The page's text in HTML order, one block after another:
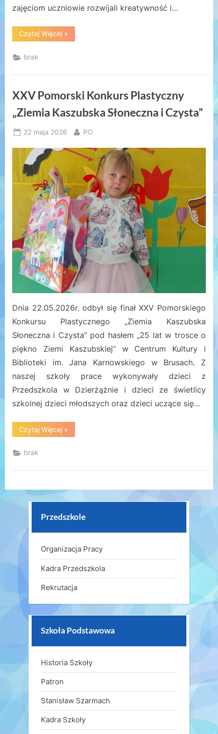
zajęciom uczniowie rozwijali kreatywność i…
Czytaj Więcej“Wycieczka
klas
w
»
brak
XXV Pomorski Konkurs Plastyczny
„Ziemia Kaszubska Słoneczna i Czysta”
Posted
22 maja 2026 By
PO
Dnia 22.05.2026r. odbył się finał XXV Pomorskiego
Konkursu Plastycznego „Ziemia Kaszubska
Słoneczna i Czysta” pod hasłem „25 lat w trosce o
piękno Ziemi Kaszubskiej” w Centrum Kultury i
Biblioteki im. Jana Karnowskiego w Brusach. Z
naszej szkoły prace wykonywały dzieci z
Przedszkola w Dzierżążnie i dzieci ze świetlicy
szkolnej dzieci młodszych oraz dzieci uczące się…
Czytaj Więcej“XXV
Pomorski
Słoneczna
»
brak
Przedszkole
Organizacja Pracy
Kadra Przedszkola
Rekrutacja
Szkoła Podstawowa
Historia Szkoły
Patron
Stanisław Szarmach
Kadra Szkoły